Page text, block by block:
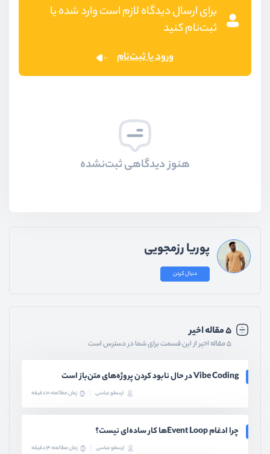
برای ارسال دیدگاه لازم است وارد شده یا
ثبت‌نام کنید
ورود یا ثبت‌نام
هنوز دیدگاهی ثبت‌نشده
پوریا رزمجویی
دنبال کردن
۵ مقاله اخیر
۵ مقاله اخیر از این قسمت برای شما در دسترس است
Vibe Coding در حال نابود کردن پروژه‌های متن‌باز است
ارسطو عباسی زمان مطالعه: 10 دقیقه
چرا ادغام Event Loopها کار ساده‌ای نیست؟
ارسطو عباسی زمان مطالعه: 14 دقیقه